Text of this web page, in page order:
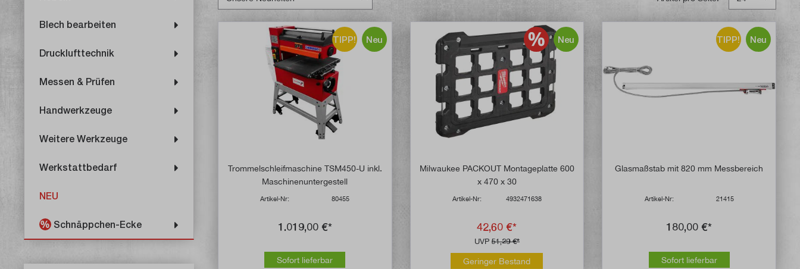
Blech bearbeiten
Drucklufttechnik
Messen & Prüfen
Handwerkzeuge
Weitere Werkzeuge
Werkstattbedarf
NEU
Schnäppchen-Ecke
TIPP! Neu
Trommelschleifmaschine TSM450-U inkl.
Maschinenuntergestell
Artikel-Nr: 80455
1.019,00 €*
Sofort lieferbar
Neu
Milwaukee PACKOUT Montageplatte 600
x 470 x 30
Artikel-Nr: 4932471638
42,60 €*
UVP 51,29 €*
Geringer Bestand
TIPP! Neu
Glasmaßstab mit 820 mm Messbereich
Artikel-Nr: 21415
180,00 €*
Sofort lieferbar